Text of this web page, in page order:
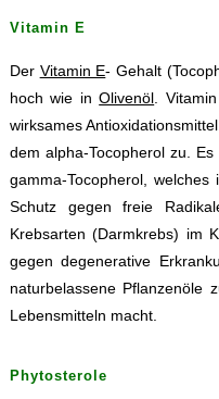
Vitamin E
Der Vitamin E- Gehalt
hoch wie inOlivenöl .
wirksames
dem alpha-Tocopherol zu.
gamma-Tocopherol,
Schutz gegen freie
Krebsarten (Darmkrebs) im
gegen degenerative
naturbelassene Pflanzenöle
Lebensmitteln macht.
Phytosterole